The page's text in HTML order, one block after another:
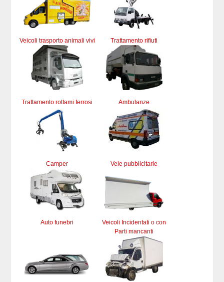
Veicoli trasporto animali vivi Trattamento rifiuti
Trattamento rottami ferrosi Ambulanze
Camper Vele pubblicitarie
Auto funebri
Veicoli Incidentati o con
Parti mancanti